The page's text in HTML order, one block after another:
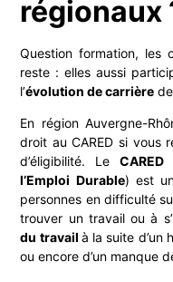
régionaux
Question formation, les
reste : elles aussi
l’évolution de carrière
En région Auvergne-
droit au CARED si vous
d’éligibilité. LeCARED
l’Emploi Durable) est
personnes en difficulté
trouver un travail ou à
du travail à la suite d’un
ou encore d’un manque